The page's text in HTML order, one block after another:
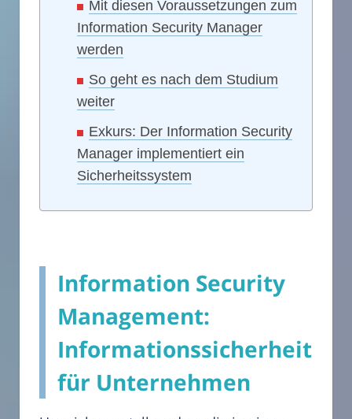
Mit diesen Voraussetzungen zum
Information Security Manager
werden
So geht es nach dem Studium
weiter
Exkurs: Der Information Security
Manager implementiert ein
Sicherheitssystem
Information Security
Management:
Informationssicherheit
für Unternehmen